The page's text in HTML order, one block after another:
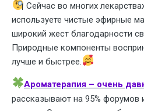
Сейчас во многих
используете чистые эфирные
широкий жест благодарности
Природные компоненты
лучше и быстрее.
Ароматерапия – очень
рассказывают на 95% форумов